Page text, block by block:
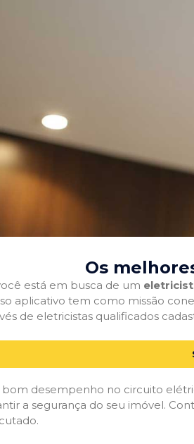
Os
está em busca de um
aplicativo tem como missão
de eletricistas qualificados
bom desempenho no circuito
a segurança do seu imóvel.